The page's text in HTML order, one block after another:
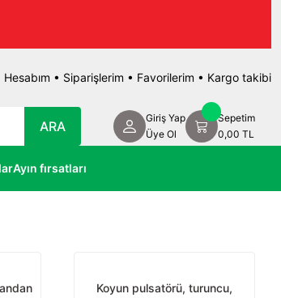
Hesabım • Siparişlerim • Favorilerim • Kargo takibi
ARA
Giriş Yap
Üye Ol
Sepetim
0,00 TL
Ayın fırsatları
Koyun pulsatörü, turuncu,